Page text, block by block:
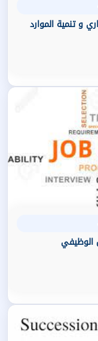
و تنمية الموارد
الوظيفي